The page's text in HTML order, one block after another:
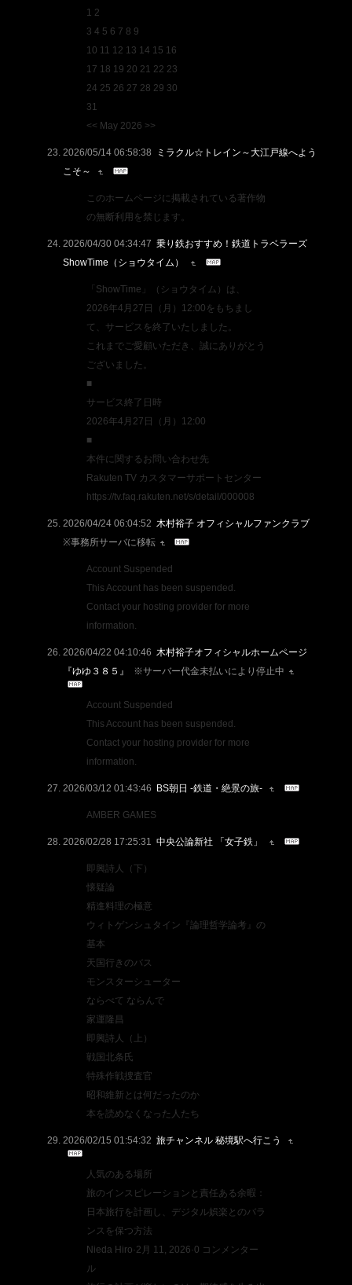
1 2
3 4 5 6 7 8 9
10 11 12 13 14 15 16
17 18 19 20 21 22 23
24 25 26 27 28 29 30
31
<< May 2026 >>
2026/05/14 06:58:38
ミラクル☆トレイン～大江戸線へよう
こそ～
このホームページに掲載されている著作物
の無断利用を禁じます。
2026/04/30 04:34:47 乗り鉄おすすめ！鉄道トラベラーズ
ShowTime（ショウタイム）
「ShowTime」（ショウタイム）は、
2026年4月27日（月）12:00をもちまし
て、サービスを終了いたしました。
これまでご愛顧いただき、誠にありがとう
ございました。
■
サービス終了日時
2026年4月27日（月）12:00
■
本件に関するお問い合わせ先
Rakuten TV カスタマーサポートセンター
https://tv.faq.rakuten.net/s/detail/000008
2026/04/24 06:04:52 木村裕子 オフィシャルファンクラブ
※事務所サーバに移転
Account Suspended
This Account has been suspended.
Contact your hosting provider for more
information.
2026/04/22 04:10:46 木村裕子オフィシャルホームページ
『ゆゆ３８５』
※サーバー代金未払いにより停止中
Account Suspended
This Account has been suspended.
Contact your hosting provider for more
information.
2026/03/12 01:43:46 BS朝日 -鉄道・絶景の旅-
AMBER GAMES
2026/02/28 17:25:31 中央公論新社 「女子鉄」
即興詩人（下）
懐疑論
精進料理の極意
ウィトゲンシュタイン『論理哲学論考』の
基本
天国行きのバス
モンスターシューター
ならべて ならんで
家運隆昌
即興詩人（上）
戦国北条氏
特殊作戦捜査官
昭和維新とは何だったのか
本を読めなくなった人たち
2026/02/15 01:54:32 旅チャンネル 秘境駅へ行こう
人気のある場所
旅のインスピレーションと責任ある余暇：
日本旅行を計画し、デジタル娯楽とのバラ
ンスを保つ方法
Nieda Hiro·2月 11, 2026·0 コンメンター
ル